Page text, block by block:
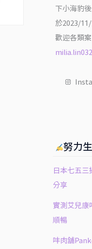
下小海豹
於2023/11/
歡迎各類案
努力
日本七五
分享
實測艾兒康
順暢
㕩肉舖